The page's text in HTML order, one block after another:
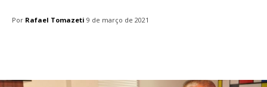
Por Rafael Tomazeti 9 de março de 2021